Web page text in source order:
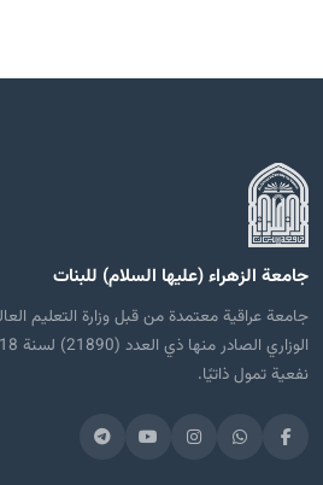
جامعة الزهراء (عليها السلام) للبنات
جامعة عراقية معتمدة من قبل وزارة التعليم
نفعية تمول ذاتيًا.